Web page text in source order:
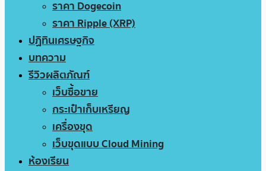
ราคา Dogecoin
ราคา Ripple (XRP)
ปฏิทินเศรษฐกิจ
บทความ
รีวิวผลิตภัณฑ์
เว็บซื้อขาย
กระเป๋าเก็บเหรียญ
เครื่องขุด
เว็บขุดแบบ Cloud Mining
ห้องเรียน